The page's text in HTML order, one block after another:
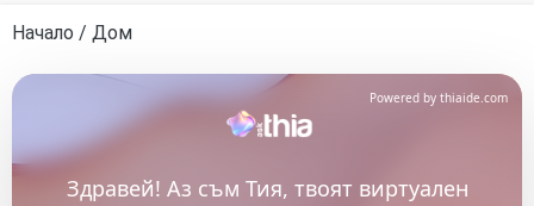
Начало / Дом
Powered by thiaide.com
Здравей! Аз съм Тия, твоят виртуален